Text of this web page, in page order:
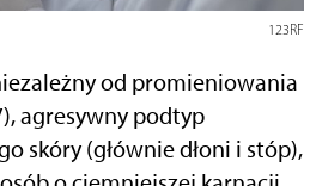
123RF
od promieniowania
agresywny podtyp
skóry (głównie dłoni i stóp),